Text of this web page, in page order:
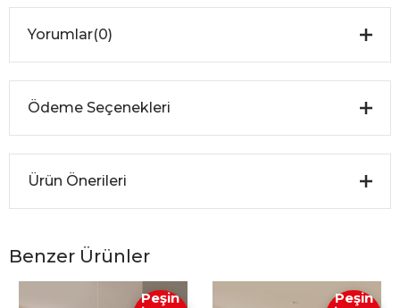
Yorumlar(0)
Ödeme Seçenekleri
Ürün Önerileri
Benzer Ürünler
Peşin
Peşin